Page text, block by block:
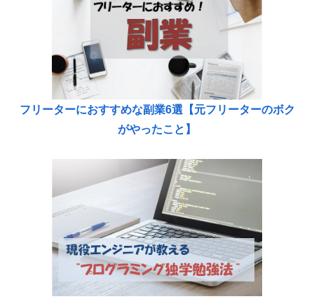
フリーターにおすすめな副業6選【元フリーターのボク
がやったこと】